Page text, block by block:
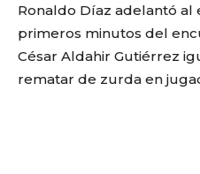
Ronaldo Díaz adelantó al
primeros minutos del
César Aldahir Gutiérrez
rematar de zurda en